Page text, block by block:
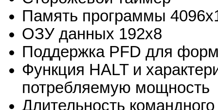
Память программы
ОЗУ данных 192x8
Поддержка PFD для
Функция HALT и
потребляемую мощность
Длительность